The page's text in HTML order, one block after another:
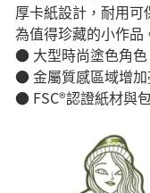
厚卡紙設計，耐用
為值得珍藏的小作品
● 大型時尚塗色角
● 金屬質感區域增加
● FSC®認證紙材與